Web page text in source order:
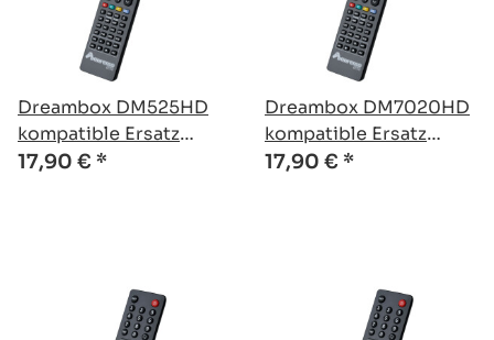
Dreambox DM525HD
kompatible Ersatz
Fernbedienung
17,90 € *
Dreambox DM7020HD
kompatible Ersatz
Fernbedienung
17,90 € *